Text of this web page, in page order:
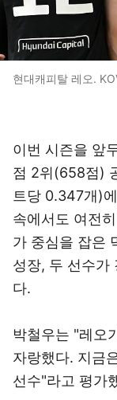
현대캐피탈 레오.
이번 시즌을 앞
점 2위(658점)
트당 0.347개)
속에서도 여전
가 중심을 잡은
성장, 두 선수가
다.
박철우는 "레오
자랑했다. 지금
선수"라고 평가